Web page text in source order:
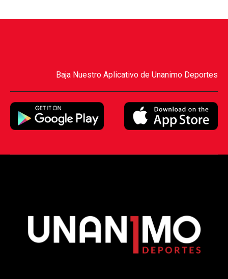
Baja Nuestro Aplicativo de Unanimo Deportes